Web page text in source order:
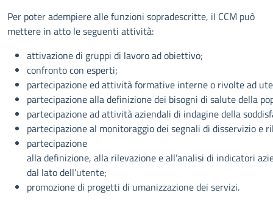
Per poter adempiere alle funzioni sopradescritte, il CCM può
mettere in atto le seguenti attività:
attivazione di gruppi di lavoro ad obiettivo;
confronto con esperti;
partecipazione ed attività formative interne o rivolte ad
partecipazione alla definizione dei bisogni di salute della
partecipazione ad attività aziendali di indagine della
partecipazione al monitoraggio dei segnali di disservizio e
partecipazione
alla definizione, alla rilevazione e all’analisi di indicatori
dal lato dell’utente;
promozione di progetti di umanizzazione dei servizi.